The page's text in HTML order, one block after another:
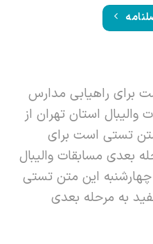
برای راهیابی مدارس
استان تهران از
متن تستی است برای
بعدی مسابقات والیبال
از ساعت 4 روز چهارشنبه این متن تستی
به مرحله بعدی